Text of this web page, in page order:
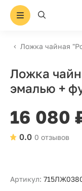
Ложка чайная
Ложка
эмалью +
16 080
0 отзывов
0.0
Артикул: